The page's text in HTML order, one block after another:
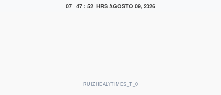
07 : 47 : 53 HRS AGOSTO 09, 2026
RUIZHEALYTIMES_T_0